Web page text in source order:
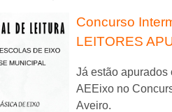
Concurso
LEITORES
Já estão apurados
AEEixo no
Aveiro.